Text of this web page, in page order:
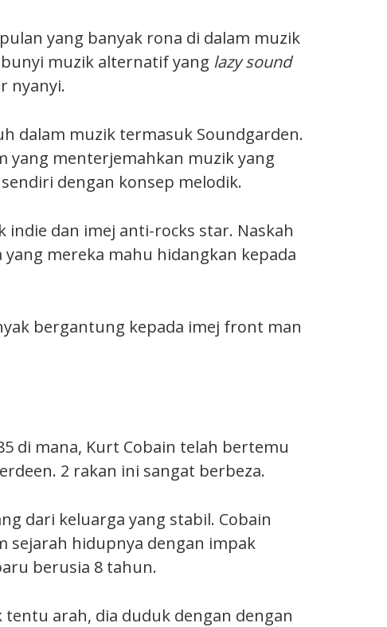
yang banyak rona di dalam muzik
muzik alternatif yang lazy sound
nyanyi.
dalam muzik termasuk Soundgarden.
yang menterjemahkan muzik yang
dengan konsep melodik.
dan imej anti-rocks star. Naskah
mereka mahu hidangkan kepada
bergantung kepada imej front man
di mana, Kurt Cobain telah bertemu
2 rakan ini sangat berbeza.
dari keluarga yang stabil. Cobain
sejarah hidupnya dengan impak
berusia 8 tahun.
arah, dia duduk dengan dengan